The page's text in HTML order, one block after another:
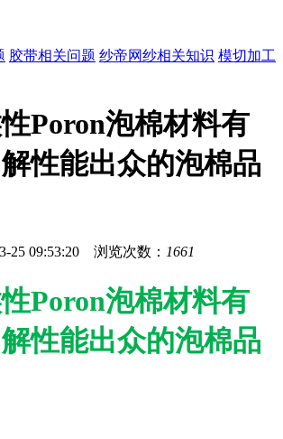
胶带相关问题 纱帝网纱相关知识 模切加工
Poron泡棉材料有
性能出众的泡棉品
25 09:53:20 浏览次数： 1661
Poron泡棉材料有
性能出众的泡棉品